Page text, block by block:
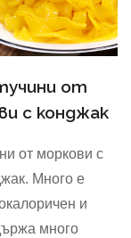
от
с конджак
от моркови с
Много е
и
много